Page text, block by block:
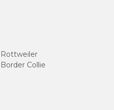
Rottweiler
Border Collie